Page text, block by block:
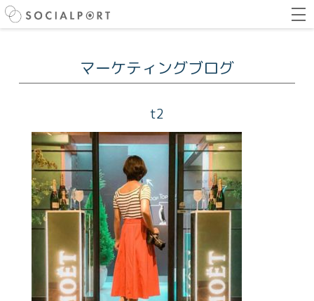
マーケティングブログ
t2